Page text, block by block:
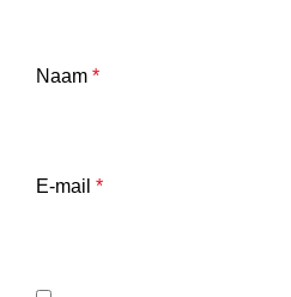
Naam *
E-mail *